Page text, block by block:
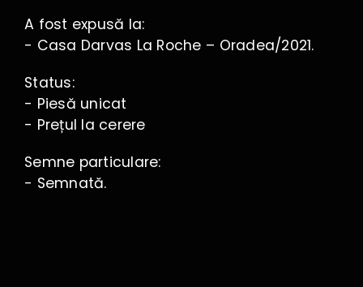
A fost expusă la:
- Casa Darvas La Roche – Oradea/2021.
Status:
- Piesă unicat
- Prețul la cerere
Semne particulare:
- Semnată.